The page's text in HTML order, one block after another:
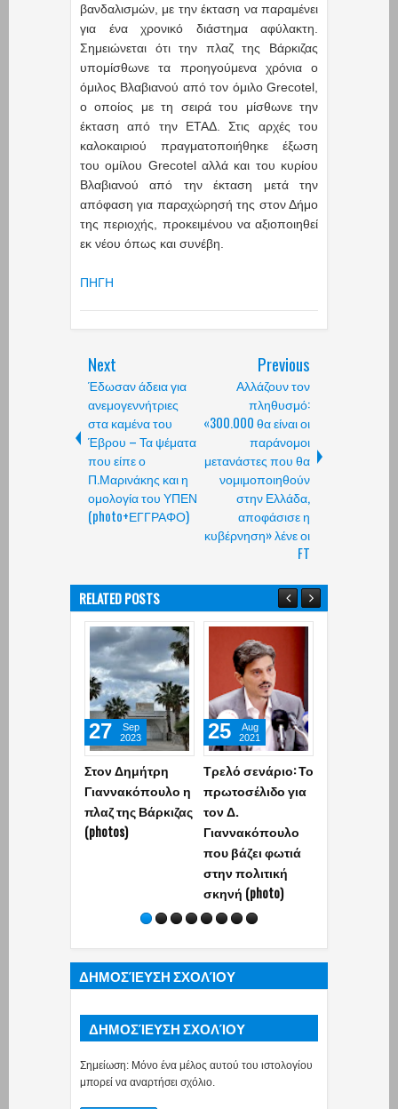
βανδαλισμών, με την έκταση να παραμένει
για ένα χρονικό διάστημα αφύλακτη.
Σημειώνεται ότι την πλαζ της Βάρκιζας
υπομίσθωνε τα προηγούμενα χρόνια ο
όμιλος Βλαβιανού από τον όμιλο Grecotel,
ο οποίος με τη σειρά του μίσθωνε την
έκταση από την ΕΤΑΔ. Στις αρχές του
καλοκαιριού πραγματοποιήθηκε έξωση
του ομίλου Grecotel αλλά και του κυρίου
Βλαβιανού από την έκταση μετά την
απόφαση για παραχώρησή της στον Δήμο
της περιοχής, προκειμένου να αξιοποιηθεί
εκ νέου όπως και συνέβη.
ΠΗΓΗ
Next
Έδωσαν άδεια για
ανεμογεννήτριες
στα καμένα του
Έβρου – Τα ψέματα
που είπε ο
Π.Μαρινάκης και η
ομολογία του ΥΠΕΝ
(photo+ΕΓΓΡΑΦΟ)
Previous
Αλλάζουν τον
πληθυσμό:
«300.000 θα είναι οι
παράνομοι
μετανάστες που θα
νομιμοποιηθούν
στην Ελλάδα,
αποφάσισε η
κυβέρνηση» λένε οι
FT
RELATED POSTS
Στον Δημήτρη
Γιαννακόπουλο η
πλαζ της Βάρκιζας
(photos)
27
Sep
2023
Τρελό σενάριο: Το
πρωτοσέλιδο για
τον Δ.
Γιαννακόπουλο
που βάζει φωτιά
στην πολιτική
σκηνή (photo)
25
Aug
2021
ΔΗΜΟΣΊΕΥΣΗ ΣΧΟΛΊΟΥ
ΔΗΜΟΣΊΕΥΣΗ ΣΧΟΛΊΟΥ
Σημείωση: Μόνο ένα μέλος αυτού του ιστολογίου
μπορεί να αναρτήσει σχόλιο.